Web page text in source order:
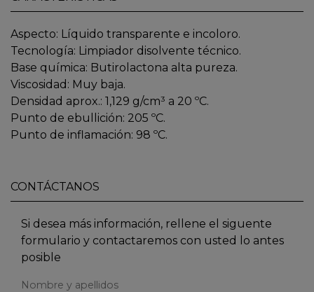
Aspecto: Líquido transparente e incoloro.
Tecnología: Limpiador disolvente técnico.
Base química: Butirolactona alta pureza.
Viscosidad: Muy baja.
Densidad aprox.: 1,129 g/cm³ a 20 ºC.
Punto de ebullición: 205 ºC.
Punto de inflamación: 98 ºC.
CONTÁCTANOS
Si desea más información, rellene el siguente
formulario y contactaremos con usted lo antes
posible
Nombre y apellidos